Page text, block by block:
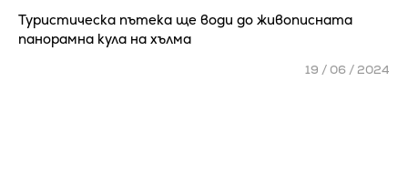
Туристическа пътека ще води до живописната
панорамна кула на хълма
19 / 06 / 2024